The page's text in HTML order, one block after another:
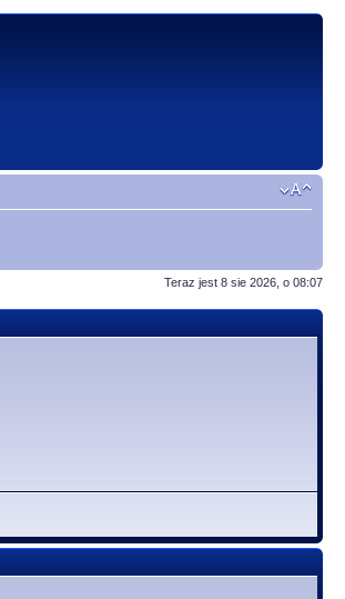
Teraz jest 8 sie 2026, o 08:07